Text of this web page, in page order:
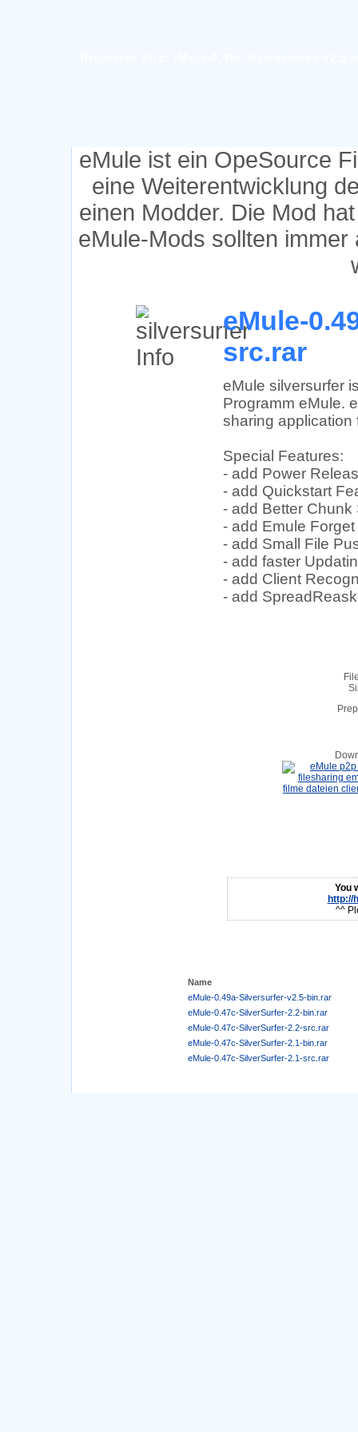
eMule ist ein OpeSource
eine Weiterentwicklung
einen Modder. Die Mod
eMule-Mods sollten
eMule-
src.rar
eMule silversurfer
Programm eMule.
sharing application
Special Features:
- add Power
- add Quickstart
- add Better Chunk
- add Emule
- add Small File
- add faster
- add Client
- add
You
http://
^^
Name
eMule-0.49a-Silversurfer-v2.5-bin.rar
eMule-0.47c-SilverSurfer-2.2-bin.rar
eMule-0.47c-SilverSurfer-2.2-src.rar
eMule-0.47c-SilverSurfer-2.1-bin.rar
eMule-0.47c-SilverSurfer-2.1-src.rar